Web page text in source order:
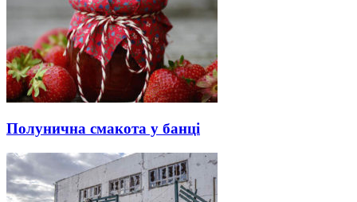
Полунична смакота у банці